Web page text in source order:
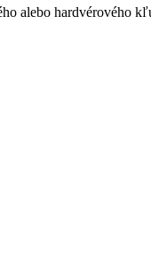
alebo hardvérového